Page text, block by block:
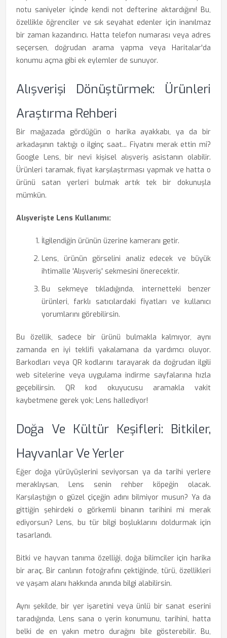
notu saniyeler içinde kendi not defterine aktardığını! Bu,
özellikle öğrenciler ve sık seyahat edenler için inanılmaz
bir zaman kazandırıcı. Hatta telefon numarası veya adres
seçersen, doğrudan arama yapma veya Haritalar'da
konumu açma gibi ek eylemler de sunuyor.
Alışverişi Dönüştürmek: Ürünleri
Araştırma Rehberi
Bir mağazada gördüğün o harika ayakkabı, ya da bir
arkadaşının taktığı o ilginç saat... Fiyatını merak ettin mi?
Google Lens, bir nevi kişisel alışveriş asistanın olabilir.
Ürünleri taramak, fiyat karşılaştırması yapmak ve hatta o
ürünü satan yerleri bulmak artık tek bir dokunuşla
mümkün.
Alışverişte Lens Kullanımı:
İlgilendiğin ürünün üzerine kameranı getir.
Lens, ürünün görselini analiz edecek ve büyük
ihtimalle 'Alışveriş' sekmesini önerecektir.
Bu sekmeye tıkladığında, internetteki benzer
ürünleri, farklı satıcılardaki fiyatları ve kullanıcı
yorumlarını görebilirsin.
Bu özellik, sadece bir ürünü bulmakla kalmıyor, aynı
zamanda en iyi teklifi yakalamana da yardımcı oluyor.
Barkodları veya QR kodlarını tarayarak da doğrudan ilgili
web sitelerine veya uygulama indirme sayfalarına hızla
geçebilirsin. QR kod okuyucusu aramakla vakit
kaybetmene gerek yok; Lens hallediyor!
Doğa Ve Kültür Keşifleri: Bitkiler,
Hayvanlar Ve Yerler
Eğer doğa yürüyüşlerini seviyorsan ya da tarihi yerlere
meraklıysan, Lens senin rehber köpeğin olacak.
Karşılaştığın o güzel çiçeğin adını bilmiyor musun? Ya da
gittiğin şehirdeki o görkemli binanın tarihini mi merak
ediyorsun? Lens, bu tür bilgi boşluklarını doldurmak için
tasarlandı.
Bitki ve hayvan tanıma özelliği, doğa bilimciler için harika
bir araç. Bir canlının fotoğrafını çektiğinde, türü, özellikleri
ve yaşam alanı hakkında anında bilgi alabilirsin.
Aynı şekilde, bir yer işaretini veya ünlü bir sanat eserini
taradığında, Lens sana o yerin konumunu, tarihini, hatta
belki de en yakın metro durağını bile gösterebilir. Bu,